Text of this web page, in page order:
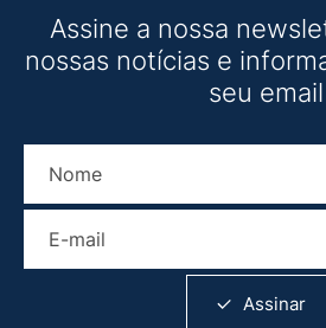
Assine a nossa
nossas notícias e
seu email
Assinar